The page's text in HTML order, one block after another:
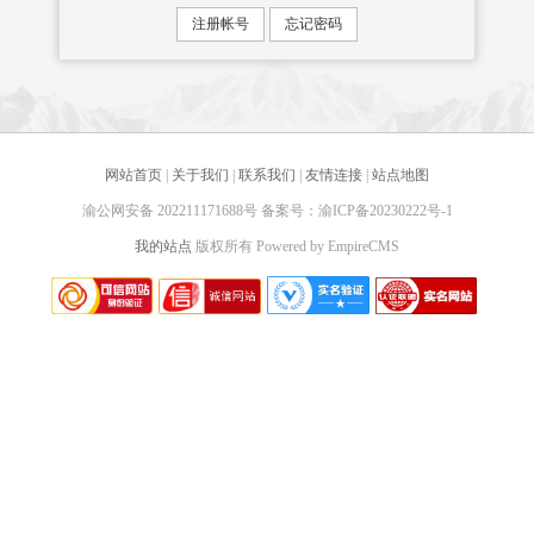
网站首页 关于我们 联系我们 友情连接 站点地图
渝公网安备 202211171688号 备案号：渝ICP备20230222号-1
我的站点 版权所有 Powered by EmpireCMS